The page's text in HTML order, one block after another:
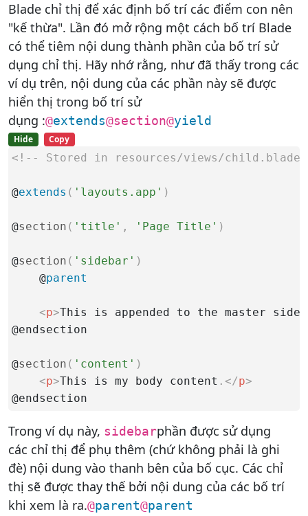
Blade chỉ thị để xác định bố trí các điểm con nên
"kế thừa". Lần đó mở rộng một cách bố trí Blade
có thể tiêm nội dung thành phần của bố trí sử
dụng chỉ thị. Hãy nhớ rằng, như đã thấy trong các
ví dụ trên, nội dung của các phần này sẽ được
hiển thị trong bố trí sử
dụng :@extends@section@yield
Hide Copy
<!-- Stored in resources/views/
@extends ( 'layouts.app' )
@section ( 'title' , 'Page Title' )
@section ( 'sidebar' )
    @
parent
<p>This is appended to the master
@endsection
@section ( 'content' )
<p>This is my body content . </p>
@endsection
Trong ví dụ này, sidebarphần được sử dụng
các chỉ thị để phụ thêm (chứ không phải là ghi
đè) nội dung vào thanh bên của bố cục. Các chỉ
thị sẽ được thay thế bởi nội dung của các bố trí
khi xem là ra.@parent@parent